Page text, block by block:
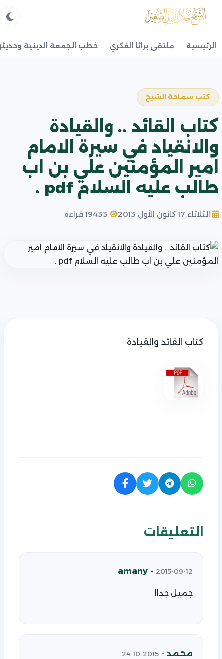
الرئيسية ملتقى براثا الفكري خطب الجمعة الدينية
كتب سماحة الشيخ
كتاب القائد .. والقيادة
والانقياد في سيرة الامام
امير المؤمنين علي بن اب
طالب عليه السلام pdf .
الثلاثاء 17 كانون الأول 2013
كتاب القائد والقيادة
التعليقات
amany - 2015-09-12
جميل جداا
محمد -
2015-10-24